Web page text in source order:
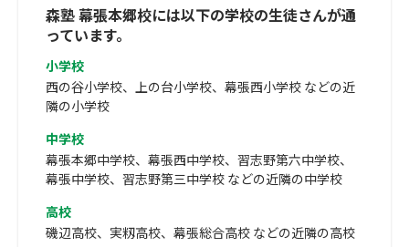
森塾 幕張本郷校には以下の学校の生徒さんが通
っています。
小学校
西の谷小学校、上の台小学校、幕張西小学校 などの近
隣の小学校
中学校
幕張本郷中学校、幕張西中学校、習志野第六中学校、
幕張中学校、習志野第三中学校 などの近隣の中学校
高校
磯辺高校、実籾高校、幕張総合高校 などの近隣の高校